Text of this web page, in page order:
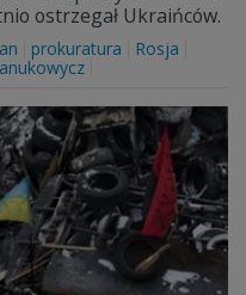
ostrzegał Ukraińców.
prokuratura
Rosja